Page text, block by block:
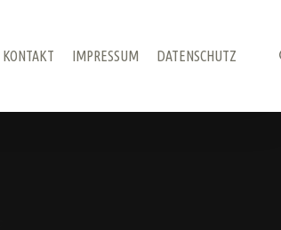
KONTAKT IMPRESSUM DATENSCHUTZ